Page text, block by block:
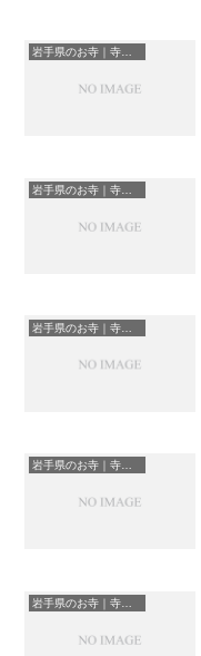
岩手県のお寺｜寺院一覧
岩手県のお寺｜寺院一覧
岩手県のお寺｜寺院一覧
岩手県のお寺｜寺院一覧
岩手県のお寺｜寺院一覧